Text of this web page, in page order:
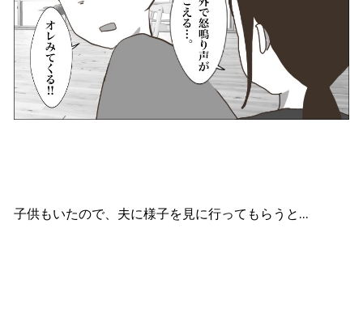
子供もいたので、夫に様子を見に行ってもらうと…